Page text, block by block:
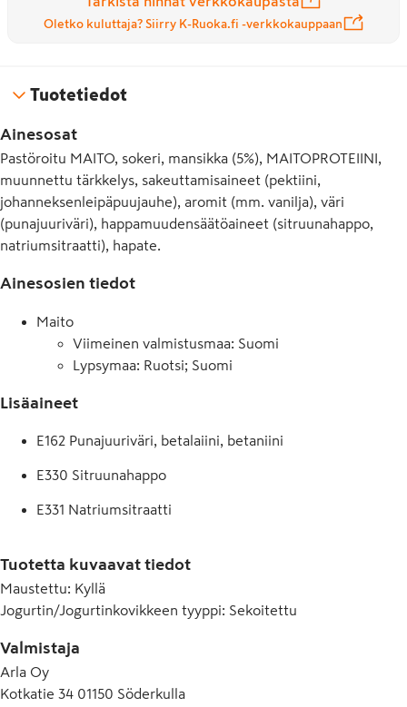
Oletko kuluttaja? Siirry K-Ruoka.fi -verkkokauppaan
Tuotetiedot
Ainesosat
Pastöroitu MAITO, sokeri, mansikka (5%), MAITOPROTEIINI,
muunnettu tärkkelys, sakeuttamisaineet (pektiini,
johanneksenleipäpuujauhe), aromit (mm. vanilja), väri
(punajuuriväri), happamuudensäätöaineet (sitruunahappo,
natriumsitraatti), hapate.
Ainesosien tiedot
Maito
Viimeinen valmistusmaa: Suomi
Lypsymaa: Ruotsi; Suomi
Lisäaineet
E162 Punajuuriväri, betalaiini, betaniini
E330 Sitruunahappo
E331 Natriumsitraatti
Tuotetta kuvaavat tiedot
Maustettu: Kyllä
Jogurtin/Jogurtinkovikkeen tyyppi: Sekoitettu
Valmistaja
Arla Oy
Kotkatie 34 01150 Söderkulla